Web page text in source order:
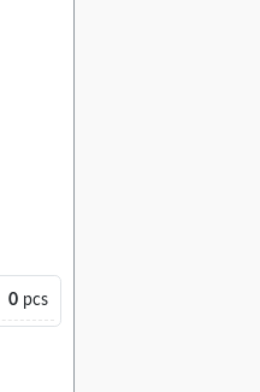
0pcs